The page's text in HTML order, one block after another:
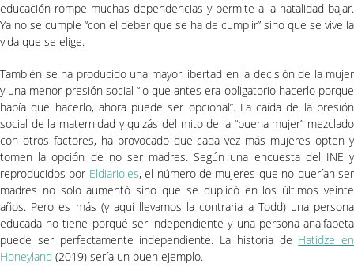
educación rompe muchas dependencias y permite a la natalidad bajar.
Ya no se cumple “con el deber que se ha de cumplir” sino que se vive la
vida que se elige.
También se ha producido una mayor libertad en la decisión de la mujer
y una menor presión social “lo que antes era obligatorio hacerlo porque
había que hacerlo, ahora puede ser opcional”. La caída de la presión
social de la maternidad y quizás del mito de la “buena mujer” mezclado
con otros factores, ha provocado que cada vez más mujeres opten y
tomen la opción de no ser madres. Según una encuesta del INE y
reproducidos por Eldiario.es, el número de mujeres que no querían ser
madres no solo aumentó sino que se duplicó en los últimos veinte
años. Pero es más (y aquí llevamos la contraria a Todd) una persona
educada no tiene porqué ser independiente y una persona analfabeta
puede ser perfectamente independiente. La historia de Hatidze en
Honeyland (2019) sería un buen ejemplo.